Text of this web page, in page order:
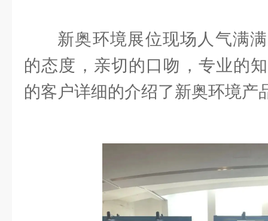
新奥环境展位现场人气满
的态度，亲切的口吻，专业的
的客户详细的介绍了新奥环境产